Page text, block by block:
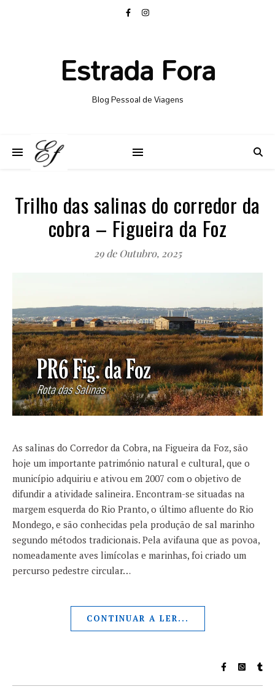
Estrada Fora
Blog Pessoal de Viagens
Trilho das salinas do corredor da
cobra – Figueira da Foz
29 de Outubro, 2025
As salinas do Corredor da Cobra, na Figueira da Foz, são
hoje um importante património natural e cultural, que o
município adquiriu e ativou em 2007 com o objetivo de
difundir a atividade salineira. Encontram-se situadas na
margem esquerda do Rio Pranto, o último afluente do Rio
Mondego, e são conhecidas pela produção de sal marinho
segundo métodos tradicionais. Pela avifauna que as povoa,
nomeadamente aves limícolas e marinhas, foi criado um
percurso pedestre circular…
CONTINUAR A LER...